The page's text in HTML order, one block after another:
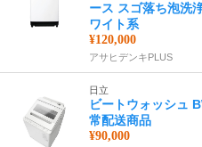
ース スゴ落ち泡洗
ワイト系
¥120,000
アサヒデンキPLUS
日立
ビートウォッシュ
常配送商品
¥90,000